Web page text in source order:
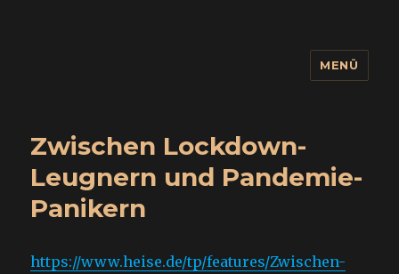
MENÜ
Zwischen Lockdown-
Leugnern und Pandemie-
Panikern
https://www.heise.de/tp/features/Zwischen-